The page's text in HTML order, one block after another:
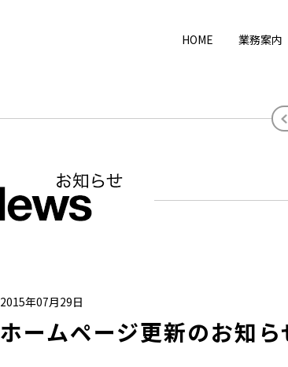
HOME 業務案内
2015年07月29日
ホームページ更新のお知